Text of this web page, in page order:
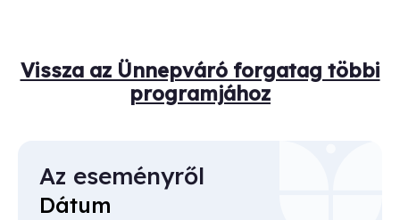
Vissza az Ünnepváró forgatag többi
programjához
Az eseményről
Dátum